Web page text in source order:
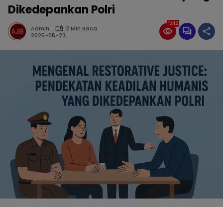
Dikedepankan Polri
Admin
2 Min Baca
2025-05-23
1242